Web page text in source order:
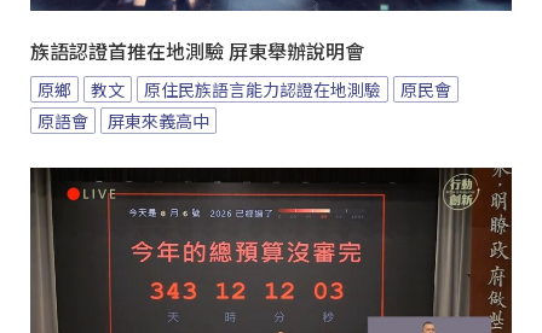
族語認證首推在地測驗 屏東舉辦說明會
原鄉 教文 原住民族語言能力認證在地測驗
原民會
原語會
屏東來義高中